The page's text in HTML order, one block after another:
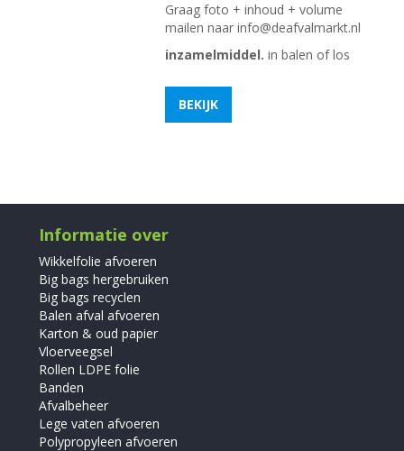
Graag foto + inhoud + volume
mailen naarinfo@deafvalmarkt.nl
inzamelmiddel. in balen of los
BEKIJK
Informatie over
Wikkelfolie afvoeren
Big bags hergebruiken
Big bags recyclen
Balen afval afvoeren
Karton & oud papier
Vloerveegsel
Rollen LDPE folie
Banden
Afvalbeheer
Lege vaten afvoeren
Polypropyleen afvoeren